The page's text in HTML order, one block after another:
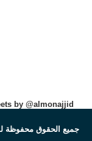
by @almonajjid
جميع الحقوق محفوظة